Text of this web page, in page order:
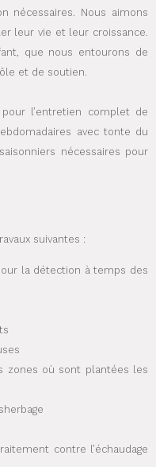
nécessaires. Nous aimons
leur vie et leur croissance.
que nous entourons de
et de soutien.
l’entretien complet de
avec tonte du
nécessaires pour
suivantes :
la détection à temps des
zones où sont plantées les
contre l’échaudage